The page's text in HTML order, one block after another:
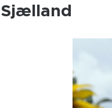
Sjælland